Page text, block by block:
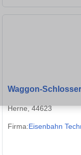
Waggon-
Herne, 44623
Firma:Eisenbahn